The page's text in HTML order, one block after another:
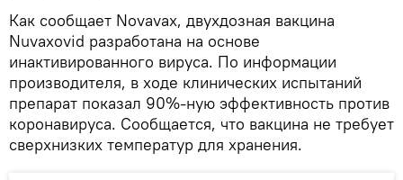
Как сообщает Novavax, двухдозная вакцина
Nuvaxovid разработана на основе
инактивированного вируса. По информации
производителя, в ходе клинических испытаний
препарат показал 90%-ную эффективность против
коронавируса. Сообщается, что вакцина не требует
сверхнизких температур для хранения.